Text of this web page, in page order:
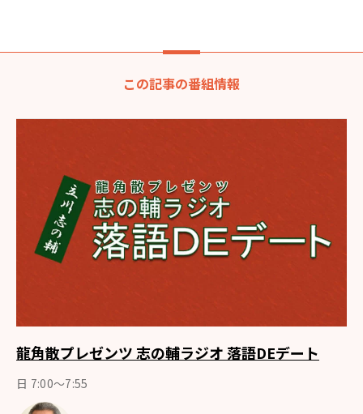
この記事の番組情報
龍角散プレゼンツ 志の輔ラジオ 落語DEデート
日 7:00〜7:55